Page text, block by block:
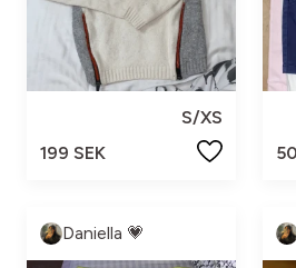
S/XS
199 SEK
Daniella 💗